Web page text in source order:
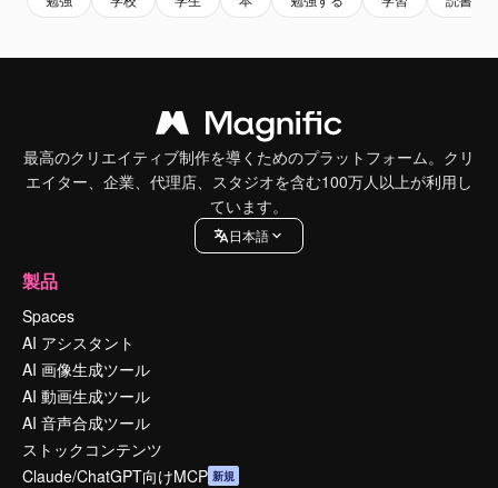
最高のクリエイティブ制作を導くためのプラットフォーム。クリ
エイター、企業、代理店、スタジオを含む100万人以上が利用し
ています。
日本語
製品
Spaces
AI アシスタント
AI 画像生成ツール
AI 動画生成ツール
AI 音声合成ツール
ストックコンテンツ
Claude/ChatGPT向けMCP 新規